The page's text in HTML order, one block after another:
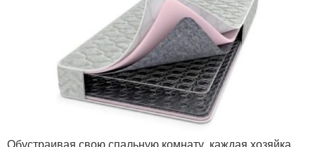
Обустраивая свою спальную комнату, каждая хозяйка